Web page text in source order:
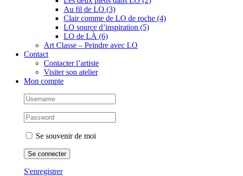
Au fil de LO (3)
Clair comme de LO de roche (4)
LO source d’inspiration (5)
LO de LÀ (6)
Art Classe – Peindre avec LO
Contact
Contacter l’artiste
Visiter son atelier
Mon compte
Se souvenir de moi
S'enregistrer